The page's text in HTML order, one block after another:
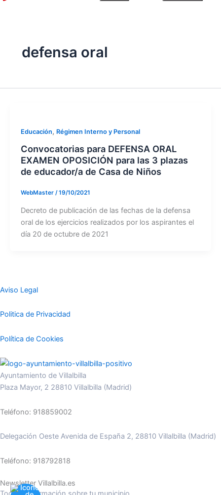
defensa oral
Educación, Régimen Interno y Personal
Convocatorias para DEFENSA ORAL
EXAMEN OPOSICIÓN para las 3 plazas
de educador/a de Casa de Niños
WebMaster /19/10/2021
Decreto de publicación de las fechas de la defensa
oral de los ejercicios realizados por los aspirantes el
día 20 de octubre de 2021
Aviso Legal
Politica de Privacidad
Política de Cookies
Ayuntamiento de Villalbilla
Plaza Mayor, 2 28810 Villalbilla (Madrid)
Teléfono: 918859002
Delegación Oeste Avenida de España 2, 28810 Villalbilla (Madrid)
Teléfono: 918792818
Newsletter Villalbilla.es